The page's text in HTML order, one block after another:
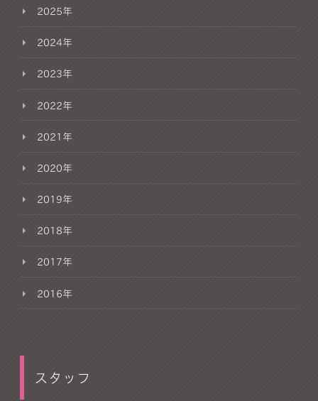
2025年
2024年
2023年
2022年
2021年
2020年
2019年
2018年
2017年
2016年
スタッフ